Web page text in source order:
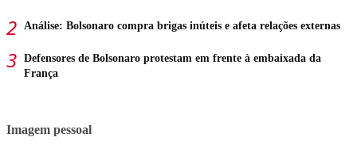
Análise: Bolsonaro compra brigas inúteis e afeta relações externas
Defensores de Bolsonaro protestam em frente à embaixada da
França
Imagem pessoal